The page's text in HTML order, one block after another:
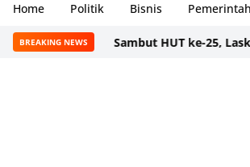
Home Politik Bisnis Pemerintah
BREAKING NEWSSambut HUT ke-25, Laskar Biru